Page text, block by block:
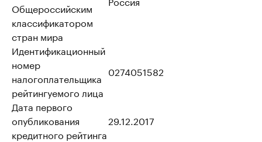
Общероссийским
классификатором
стран мира
Идентификационный
номер
налогоплательщика
рейтингуемого лица
0274051582
Дата первого
опубликования
кредитного рейтинга
29.12.2017